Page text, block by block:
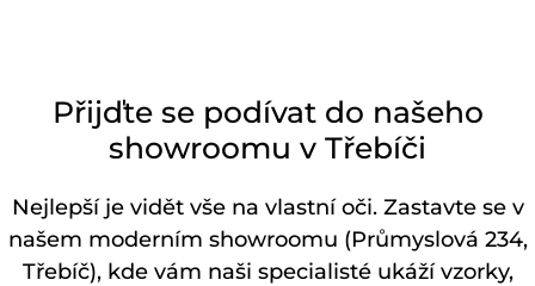
Přijďte se podívat do našeho
showroomu v Třebíči
Nejlepší je vidět vše na vlastní oči. Zastavte se v
našem moderním showroomu (Průmyslová 234,
Třebíč), kde vám naši specialisté ukáží vzorky,